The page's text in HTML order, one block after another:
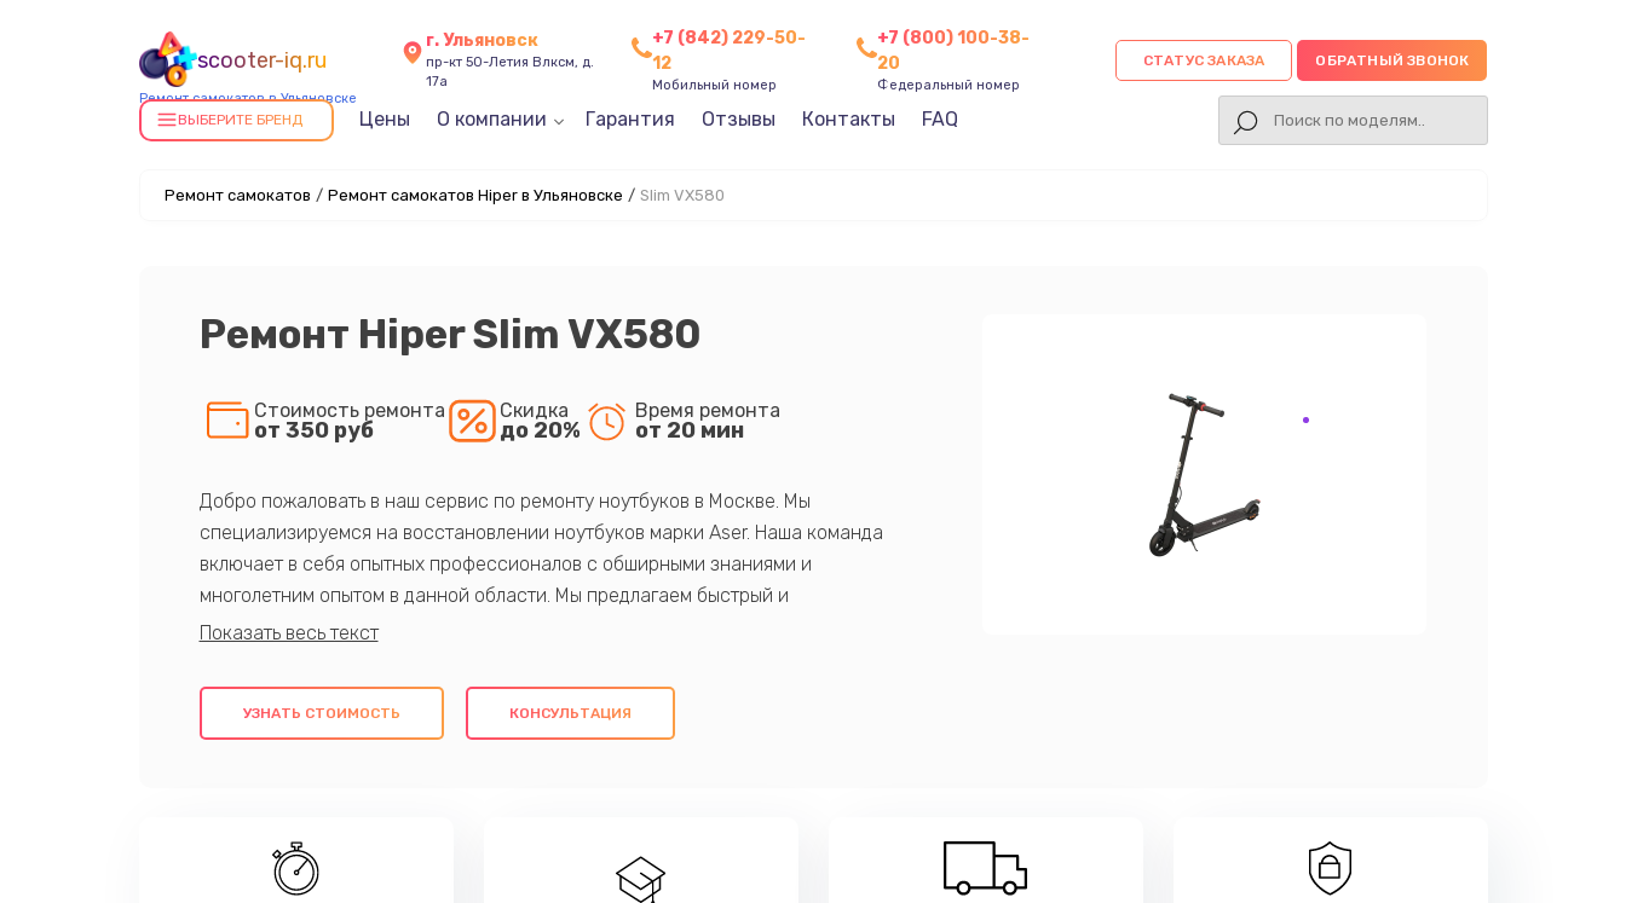
scooter-iq.ru
Ремонт самокатов в Ульяновске
г. Ульяновск
пр-кт 50-Летия Влксм, д.
17а
+7 (842) 229-50-
12
Мобильный номер
+7 (800) 100-38-
20
Федеральный номер
СТАТУС ЗАКАЗА ОБРАТНЫЙ ЗВОНОК
ВЫБЕРИТЕ БРЕНД Цены О компании Гарантия Отзывы Контакты FAQ
Ремонт самокатов / Ремонт самокатов Hiper в Ульяновске / Slim VX580
Ремонт Hiper Slim VX580
Стоимость ремонта
от 350 руб
Скидка
до 20%
Время ремонта
от 20 мин
Добро пожаловать в наш сервис по ремонту ноутбуков в Москве. Мы
специализируемся на восстановлении ноутбуков марки Aser. Наша команда
включает в себя опытных профессионалов с обширными знаниями и
многолетним опытом в данной области. Мы предлагаем быстрый и
качественный ремонт с использованием оригинальных компонентов, а также
клиентам надежное и профессиональное обслуживание, удовлетворяя их
потребности наилучшим образом. Не медлите записаться на ремонт уже
УЗНАТЬ СТОИМОСТЬ КОНСУЛЬТАЦИЯ